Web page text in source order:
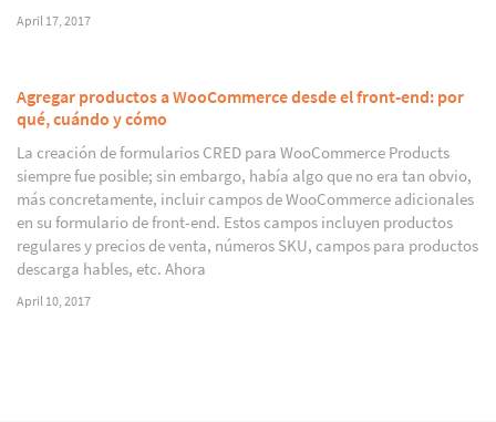
April 17, 2017
Agregar productos a WooCommerce desde el front-end: por
qué, cuándo y cómo
La creación de formularios CRED para WooCommerce Products
siempre fue posible; sin embargo, había algo que no era tan obvio,
más concretamente, incluir campos de WooCommerce adicionales
en su formulario de front-end. Estos campos incluyen productos
regulares y precios de venta, números SKU, campos para productos
descarga hables, etc. Ahora
April 10, 2017